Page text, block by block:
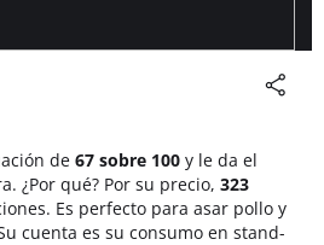
de 67 sobre 100 y le da el
¿Por qué? Por su precio, 323
Es perfecto para asar pollo y
cuenta es su consumo en stand-